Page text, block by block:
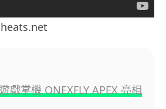
戲掌機 ONEXFLY APEX 亮相